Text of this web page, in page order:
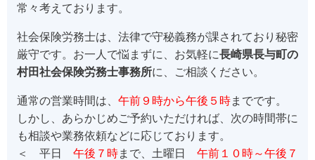
常々考えております。
社会保険労務士は、法律で守秘義務が課されており秘密
厳守です。お一人で悩まずに、お気軽に長崎県長与町の
村田社会保険労務士事務所に、ご相談ください。
通常の営業時間は、 午前９時から午後５時までです。
しかし、あらかじめご予約いただければ、次の時間帯に
も相談や業務依頼などに応じております。
＜ 平日 午後７時まで、土曜日 午前１０時～午後７